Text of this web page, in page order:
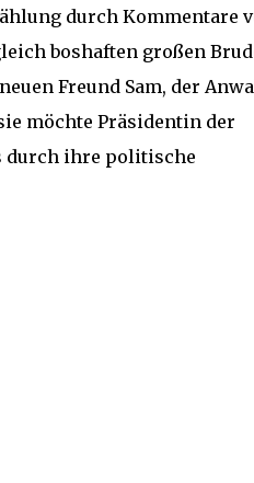
durch Kommentare
boshaften großen
Freund Sam, der
möchte Präsidentin der
durch ihre politische